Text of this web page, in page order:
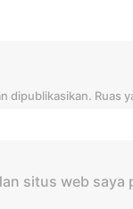
dipublikasikan. Ruas
situs web